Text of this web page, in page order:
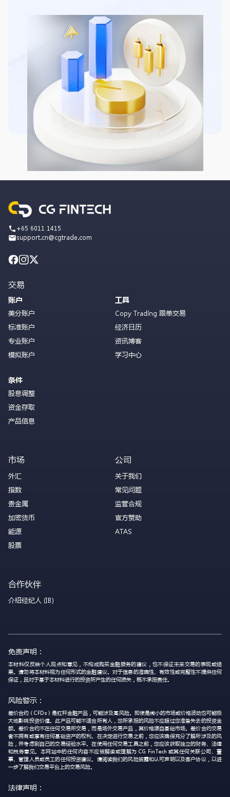
+65 6011 1415
support.cn@cgtrade.com
交易
账户
美分账户
标准账户
专业账户
模拟账户
条件
股息调整
资金存取
产品信息
工具
Copy Trading 跟单交易
经济日历
资讯博客
学习中心
市场
外汇
指数
贵金属
加密货币
能源
股票
公司
关于我们
常见问题
监管合规
官方赞助
ATAS
合作伙伴
介绍经纪人 (IB)
免责声明：
本材料仅反映个人观点和意见，不构成购买金融服务的建议，也不保证未来交易的表现或结
果。请勿将本材料视为任何形式的金融建议。对于信息的准确性、有效性或完整性不提供任何
保证，且对于基于本材料进行的投资所产生的任何损失，概不承担责任。
风险警示：
差价合约（CFDs）是杠杆金融产品，可能涉及高风险。即使是微小的市场或价格波动也可能极
大地影响投资价值。此产品可能不适合所有人，您所承担的风险不应超过您准备失去的投资金
额。差价合约不在任何交易所交易，而是场外交易产品，其价格源自基础市场。差价合约交易
者不拥有或享有任何基础资产的权利。在决定进行交易之前，您应该确保充分了解所涉及的风
险，并考虑到自己的交易经验水平。在使用任何交易工具之前，您应该获取独立的财务、法律
和税务意见。本网站中的任何内容不应被解读或理解为 CG FinTech 或其任何关联公司、董
事、管理人员或员工的任何投资建议。请阅读我们的风险披露和认可声明以及客户协议，以进
一步了解我们交易平台上的交易风险。
法律声明：